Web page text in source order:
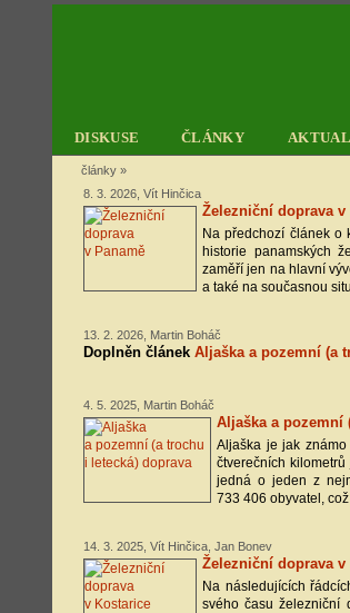
DISKUSE ČLÁNKY
články »
8. 3. 2026, Vít Hinčica
Železniční doprava v
Na předchozí článek o
historie panamských
zaměří jen na hlavní
a také na současnou
13. 2. 2026, Martin Boháč
Doplněn článek Aljaška a pozemní (a
4. 5. 2025, Martin Boháč
Aljaška a pozemní
Aljaška je jak
čtverečních
jedná o jeden z
733 406 obyvatel,
14. 3. 2025, Vít Hinčica, Jan Bonev
Železniční doprava v
Na následujících
svého času železniční